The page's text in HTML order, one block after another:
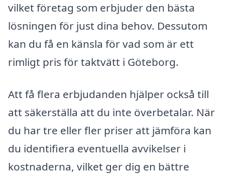
vilket företag som erbjuder den bästa
lösningen för just dina behov. Dessutom
kan du få en känsla för vad som är ett
rimligt pris för taktvätt i Göteborg.
Att få flera erbjudanden hjälper också till
att säkerställa att du inte överbetalar. När
du har tre eller fler priser att jämföra kan
du identifiera eventuella avvikelser i
kostnaderna, vilket ger dig en bättre